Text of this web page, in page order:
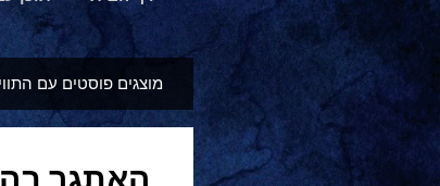
ש
מוצגים פוסטים עם